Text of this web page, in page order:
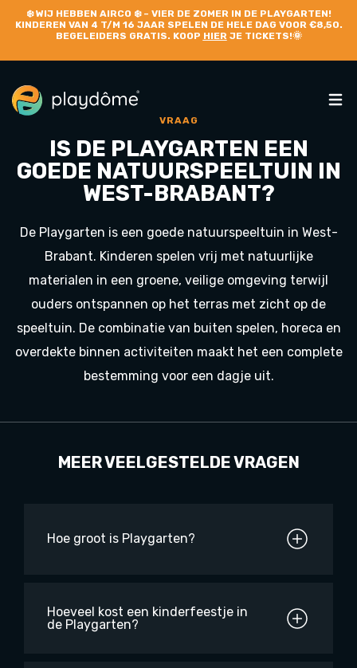
❄️WIJ HEBBEN AIRCO ❄️ – VIER DE ZOMER IN DE PLAYGARTEN!
KINDEREN VAN 4 T/M 16 JAAR SPELEN DE HELE DAG VOOR €8,50.
BEGELEIDERS GRATIS. KOOP HIERJE TICKETS!🌞
VRAAG
IS DE PLAYGARTEN EEN
GOEDE NATUURSPEELTUIN IN
WEST-BRABANT?
De Playgarten is een goede natuurspeeltuin in West-
Brabant. Kinderen spelen vrij met natuurlijke
materialen in een groene, veilige omgeving terwijl
ouders ontspannen op het terras met zicht op de
speeltuin. De combinatie van buiten spelen, horeca en
overdekte binnen activiteiten maakt het een complete
bestemming voor een dagje uit.
MEER VEELGESTELDE VRAGEN
Hoe groot is Playgarten?
Hoeveel kost een kinderfeestje in
de Playgarten?